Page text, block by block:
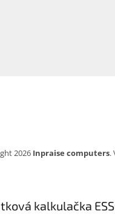
2026 Inpraise computers.
kalkulačka